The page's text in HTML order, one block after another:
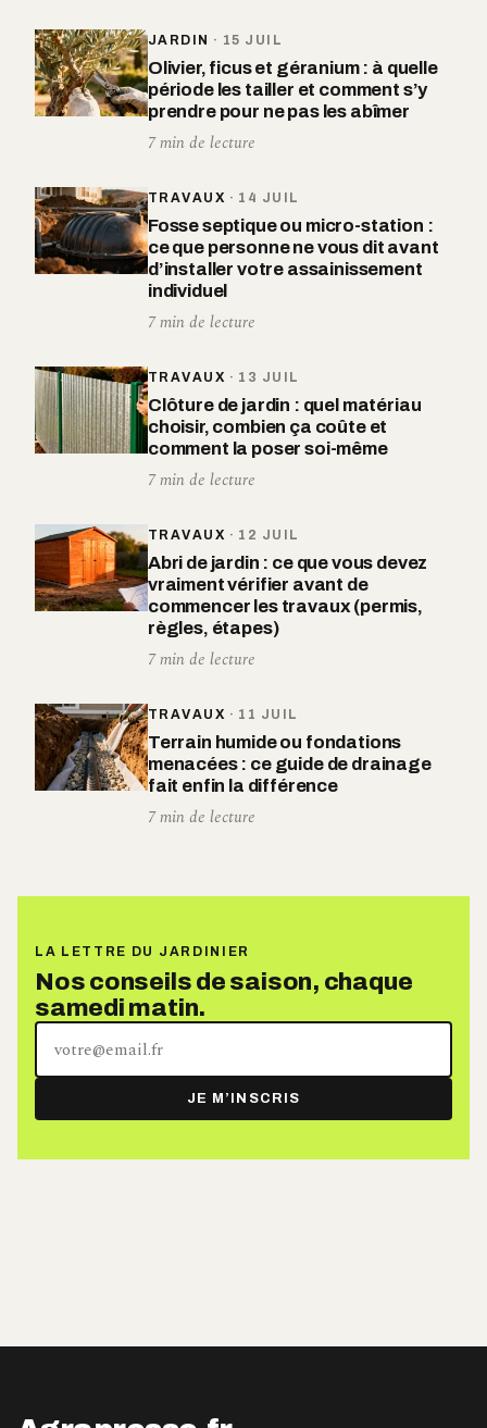
JARDIN · 15 JUIL
Olivier, ficus et géranium : à quelle
période les tailler et comment s’y
prendre pour ne pas les abîmer
7 min de lecture
TRAVAUX · 14 JUIL
Fosse septique ou micro-station :
ce que personne ne vous dit avant
d’installer votre assainissement
individuel
7 min de lecture
TRAVAUX · 13 JUIL
Clôture de jardin : quel matériau
choisir, combien ça coûte et
comment la poser soi-même
7 min de lecture
TRAVAUX · 12 JUIL
Abri de jardin : ce que vous devez
vraiment vérifier avant de
commencer les travaux (permis,
règles, étapes)
7 min de lecture
TRAVAUX · 11 JUIL
Terrain humide ou fondations
menacées : ce guide de drainage
fait enfin la différence
7 min de lecture
LA LETTRE DU JARDINIER
Nos conseils de saison, chaque
samedi matin.
Votre
adresse
mail
JE M’INSCRIS